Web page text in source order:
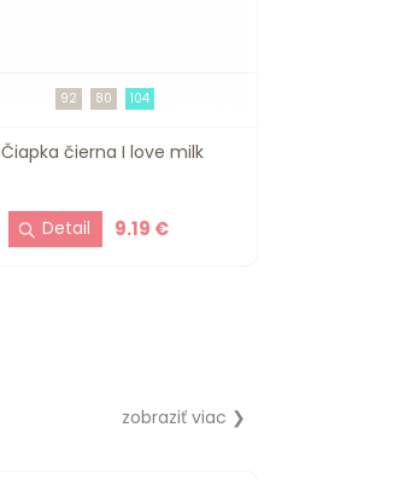
Čiapka čierna I love milk
9.19 €
92 80 104
zobraziť viac ❯